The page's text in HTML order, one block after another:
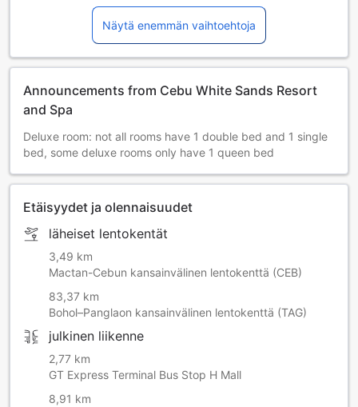
Näytä enemmän vaihtoehtoja
Announcements from Cebu White Sands Resort
and Spa
Deluxe room: not all rooms have 1 double bed and 1 single
bed, some deluxe rooms only have 1 queen bed
Etäisyydet ja olennaisuudet
läheiset lentokentät
3,49 km
Mactan-Cebun kansainvälinen lentokenttä (CEB)
83,37 km
Bohol–Panglaon kansainvälinen lentokenttä (TAG)
julkinen liikenne
2,77 km
GT Express Terminal Bus Stop H Mall
8,91 km